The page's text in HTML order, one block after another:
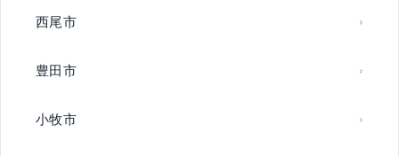
西尾市
豊田市
小牧市